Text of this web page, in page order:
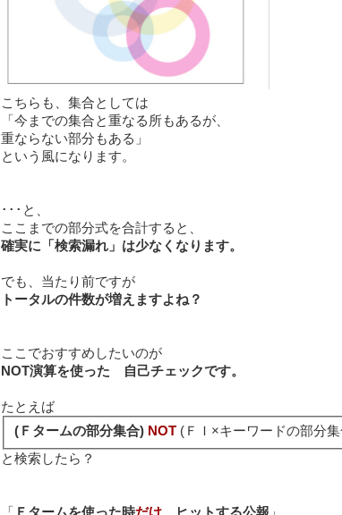
こちらも、集合としては
「今までの集合と重なる所もあるが、
重ならない部分もある」
という風になります。
･･･と、
ここまでの部分式を合計すると、
確実に「検索漏れ」は少なくなります。
でも、当たり前ですが
トータルの件数が増えますよね？
ここでおすすめしたいのが
NOT演算を使った 自己チェックです。
たとえば
(Ｆタームの部分集合) NOT (ＦＩ×キーワードの部分集
と検索したら？